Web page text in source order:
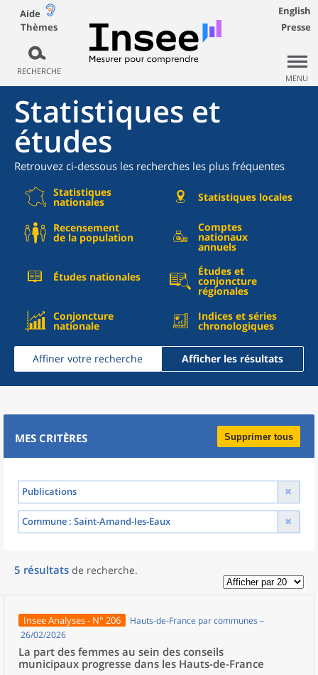
Aide
Thèmes
RECHERCHE
English
Presse
MENU
Statistiques et
études
Retrouvez ci-dessous les recherches les plus fréquentes
Statistiques
nationales Statistiques locales
Recensement
de la population
Comptes
nationaux
annuels
Études nationales Études et
conjoncture
régionales
Conjoncture
nationale
Indices et séries
chronologiques
Affiner votre recherche Afficher les résultats
MES CRITÈRES Supprimer tous
Publications
Commune : Saint-Amand-les-Eaux
5 résultats de recherche.
Insee Analyses - N° 206
Hauts-de-France par communes –
26/02/2026
La part des femmes au sein des conseils
municipaux progresse dans les Hauts-de-France